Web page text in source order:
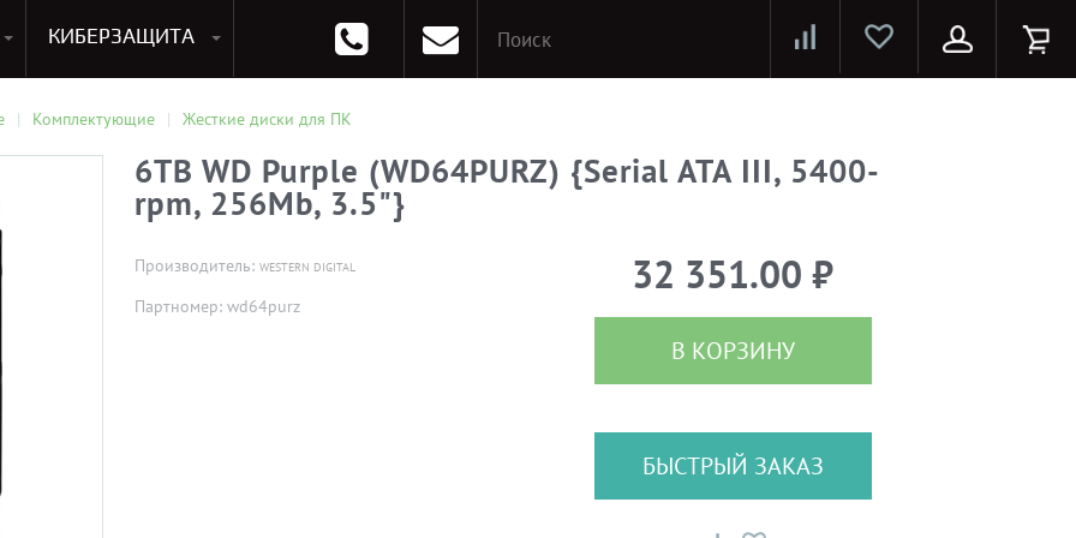
КИБЕРЗАЩИТА
Комплектующие Жесткие диски для ПК
6TB WD Purple (WD64PURZ) {Serial ATA III, 5400-
rpm, 256Mb, 3.5"}
Производитель: WESTERN DIGITAL
Партномер: wd64purz
32 351.00 ₽
В КОРЗИНУ
БЫСТРЫЙ ЗАКАЗ